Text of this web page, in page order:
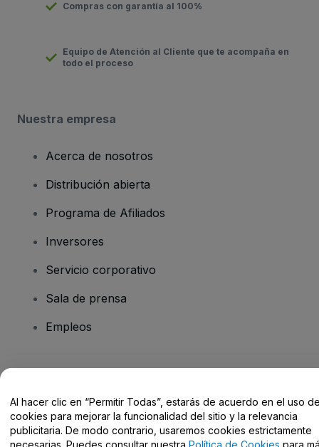
Compras con garantía al 100%
Equipo de Atención al Cliente que te acompaña en
todo el proceso
Nuestra empresa
Acerca de nosotros
Distribución abierta
Programa de Afiliados
Inversores
Servicio corporativo
Sala de prensa
Empleos
Centro de Ayuda / Contacto
Al hacer clic en “Permitir Todas”, estarás de acuerdo en el uso
cookies para mejorar la funcionalidad del sitio y la relevancia
publicitaria. De modo contrario, usaremos cookies estrictamente
necesarias. Puedes consultar nuestra Política de Cookies para